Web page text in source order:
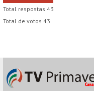
Total respostas 43
Total de votos 43